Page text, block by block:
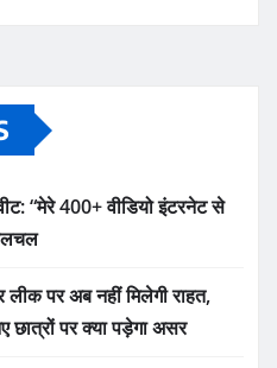
“मेरे 400+ वीडियो इंटरनेट से
पर अब नहीं मिलेगी राहत,
छात्रों पर क्या पड़ेगा असर